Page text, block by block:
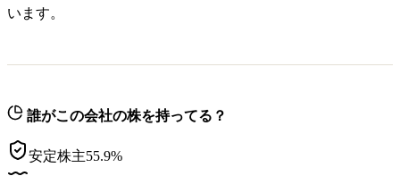
います。
誰がこの会社の株を持ってる？
安定株主55.9%